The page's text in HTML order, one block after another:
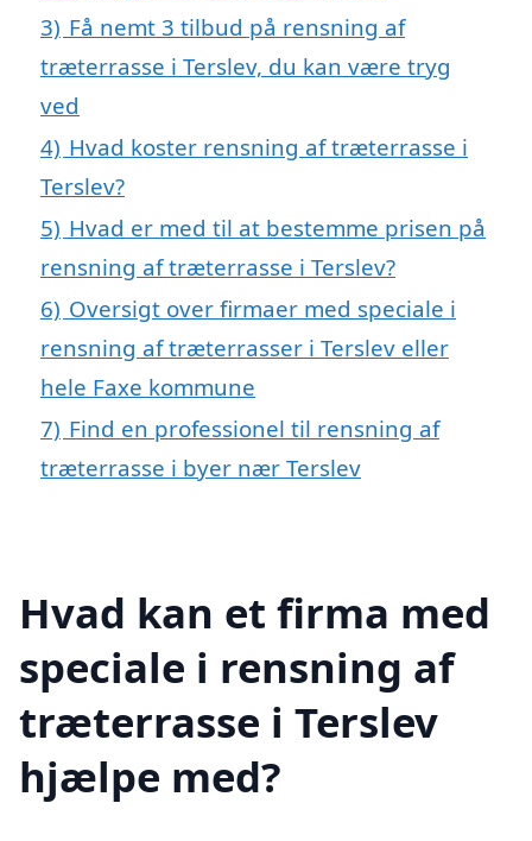
3) Få nemt 3 tilbud på rensning af
træterrasse i Terslev, du kan være tryg
ved
4) Hvad koster rensning af træterrasse i
Terslev?
5) Hvad er med til at bestemme prisen på
rensning af træterrasse i Terslev?
6) Oversigt over firmaer med speciale i
rensning af træterrasser i Terslev eller
hele Faxe kommune
7) Find en professionel til rensning af
træterrasse i byer nær Terslev
Hvad kan et firma med
speciale i rensning af
træterrasse i Terslev
hjælpe med?